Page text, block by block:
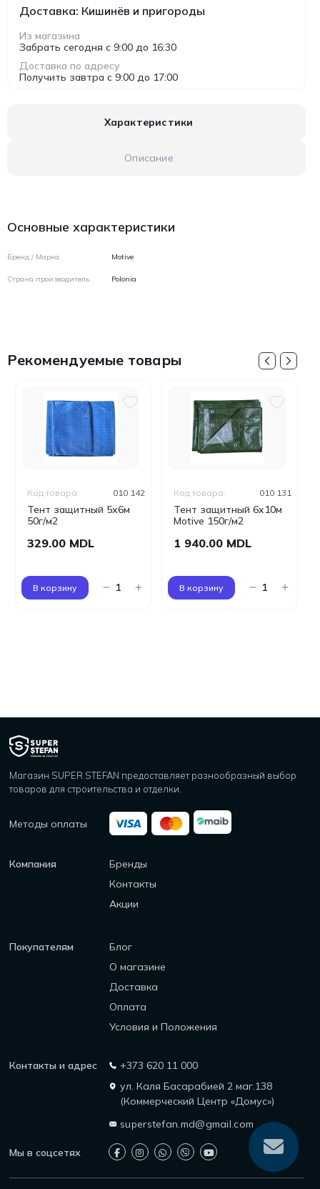
Доставка: Кишинёв и пригороды
Из магазина
Забрать сегодня с 9:00 до 16:30
Доставка по адресу
Получить завтра с 9:00 до 17:00
Характеристики
Описание
Основные характеристики
Бренд / Марка Motive
Страна производитель Polonia
Рекомендуемые товары
Тент защитный 5x6м
50г/м2
Код товара: 010 142
329.00 MDL
В корзину
Тент защитный 6x10м
Motive 150г/м2
Код товара: 010 131
1 940.00 MDL
В корзину
Магазин SUPER STEFAN предоставляет разнообразный выбор
товаров для строительства и отделки.
Методы оплаты
Компания
Бренды
Контакты
Акции
Покупателям
Блог
О магазине
Доставка
Оплата
Условия и Положения
Контакты и адрес
+373 620 11 000
ул. Каля Басарабией 2 маг.138
(Коммерческий Центр «Домус»)
superstefan.md@gmail.com
Мы в соцсетях